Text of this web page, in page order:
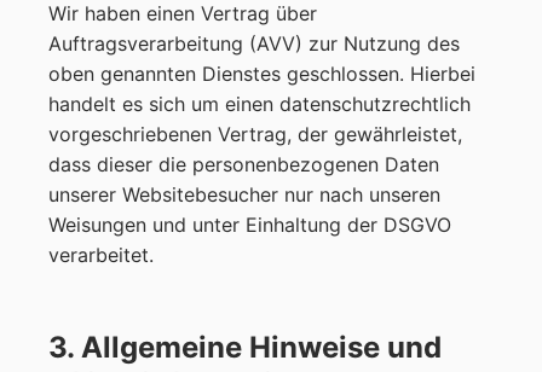
Wir haben einen Vertrag über
Auftragsverarbeitung (AVV) zur Nutzung des
oben genannten Dienstes geschlossen. Hierbei
handelt es sich um einen datenschutzrechtlich
vorgeschriebenen Vertrag, der gewährleistet,
dass dieser die personenbezogenen Daten
unserer Websitebesucher nur nach unseren
Weisungen und unter Einhaltung der DSGVO
verarbeitet.
3. Allgemeine Hinweise und